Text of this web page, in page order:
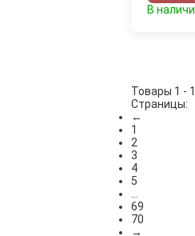
В
Товары 1 -
Страницы:
←
1
2
3
4
5
...
69
70
→